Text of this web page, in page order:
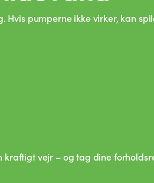
pumperne ikke virker, kan
kraftigt vejr – og tag dine